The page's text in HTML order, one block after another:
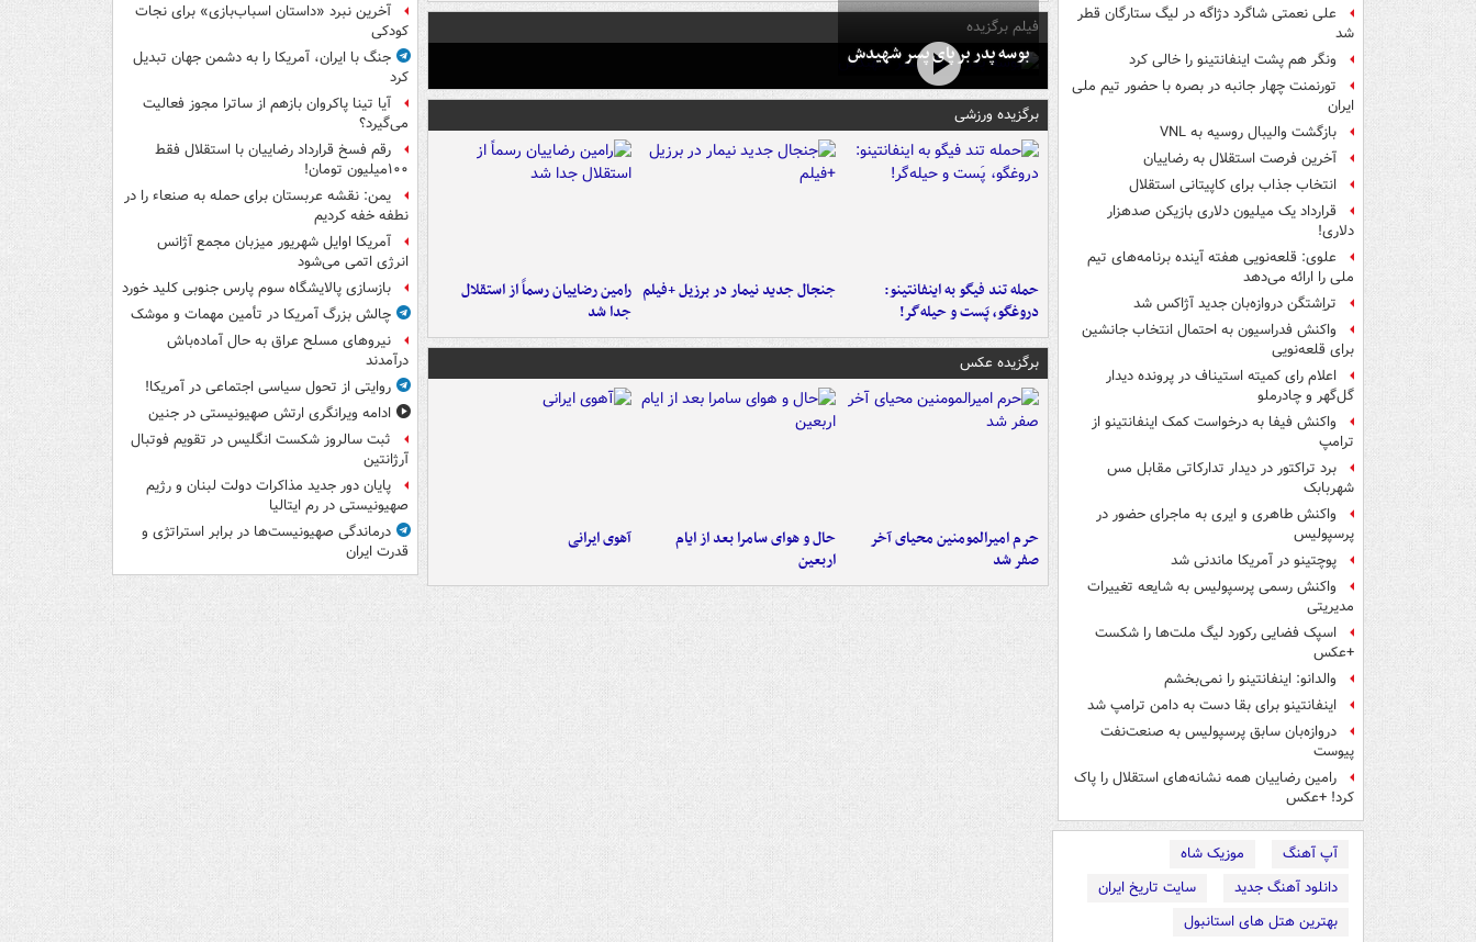
علی نعمتی شاگرد دژاگه در لیگ ستارگان قطر
شد
ونگر هم پشت اینفانتینو را خالی کرد
تورنمنت چهار جانبه در بصره با حضور تیم ملی
ایران
بازگشت والیبال روسیه به VNL
آخرین فرصت استقلال به رضاییان
انتخاب جذاب برای کاپیتانی استقلال
قرارداد یک میلیون دلاری بازیکن صدهزار
دلاری!
علوی: قلعه‌نویی هفته آینده برنامه‌های تیم
ملی را ارائه می‌دهد
تراِشتگن دروازه‌بان جدید آژاکس شد
واکنش فدراسیون به احتمال انتخاب جانشین
برای قلعه‌نویی
اعلام رای کمیته استیناف در پرونده دیدار
گل‌گهر و چادرملو
واکنش فیفا به درخواست کمک اینفانتینو از
ترامپ
برد تراکتور در دیدار تدارکاتی مقابل مس
شهربابک
واکنش طاهری و ایری به ماجرای حضور در
پرسپولیس
پوچتینو در آمریکا ماندنی شد
واکنش رسمی پرسپولیس به شایعه تغییرات
مدیریتی
اسپک فضایی رکورد لیگ ملت‌ها را شکست
+عکس
والدانو: اینفانتینو را نمی‌بخشم
اینفانتینو برای بقا دست به دامن ترامپ شد
دروازه‌بان سابق پرسپولیس به صنعت‌نفت
پیوست
رامین رضاییان همه نشانه‌های استقلال را پاک
کرد! +عکس
آپ آهنگ
موزیک شاه
دانلود آهنگ جدید
سایت تاریخ ایران
بهترین هتل های استانبول
فیلم برگزیده
بوسه‌ پدر بر پای پسر شهیدش
برگزیده ورزشی
حمله تند فیگو به اینفانتینو:
دروغگو، پَست‌ و حیله‌گر!
جنجال جدید نیمار در برزیل +فیلم رامین رضاییان رسماً از استقلال
جدا شد
برگزیده عکس
حرم امیرالمومنین محیای آخر
صفر شد
حال و هوای سامرا بعد از ایام
اربعین
آهوی ایرانی
آخرین نبرد «داستان اسباب‌بازی» برای نجات
کودکی
جنگ با ایران، آمریکا را به دشمن جهان تبدیل
کرد
آیا تینا پاکروان بازهم از ساترا مجوز فعالیت
می‌گیرد؟
رقم فسخ قرارداد رضاییان با استقلال فقط
۱۰۰میلیون تومان!
یمن: نقشه عربستان برای حمله به صنعاء را در
نطفه خفه کردیم
آمریکا اوایل شهریور میزبان مجمع آژانس
انرژی اتمی می‌شود
بازسازی پالایشگاه سوم پارس جنوبی کلید خورد
چالش بزرگ آمریکا در تأمین مهمات و موشک
نیروهای مسلح عراق به حال آماده‌باش
درآمدند
روایتی از تحول سیاسی اجتماعی در آمریکا!
ادامه ویرانگری ارتش صهیونیستی در جنین
ثبت سالروز شکست انگلیس در تقویم فوتبال
آرژانتین
پایان دور جدید مذاکرات دولت لبنان و رژیم
صهیونیستی در رم ایتالیا
درماندگی صهیونیست‌ها در برابر استراتژی و
قدرت ایران